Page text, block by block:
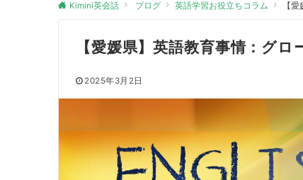
Kimini英会話 ブログ 英語学習お役立ちコラム 【
【愛媛県】英語教育事情：グ
2025年3月2日